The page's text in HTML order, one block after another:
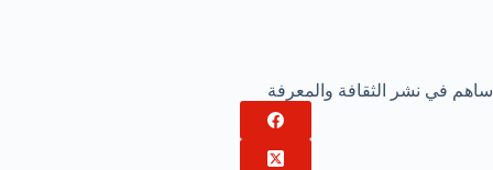
ساهم في نشر الثقافة والمعرفة